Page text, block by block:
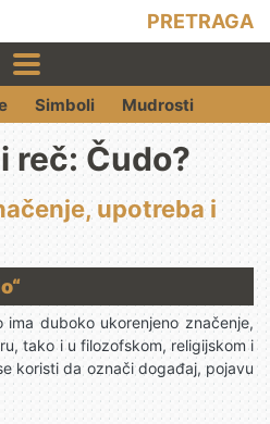
PRETRAGA
Simboli Mudrosti
reč: Čudo?
upotreba i
ima duboko ukorenjeno značenje,
tako i u filozofskom, religijskom i
koristi da označi događaj, pojavu